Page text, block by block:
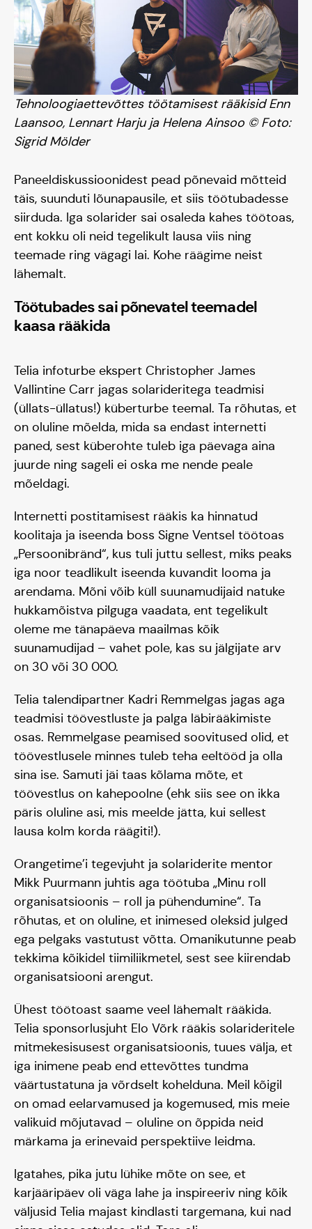
Meisse usuvad
Tehnoloogiaettevõttes töötamisest rääkisid Enn
Laansoo, Lennart Harju ja Helena Ainsoo © Foto:
Sigrid Mölder
Paneeldiskussioonidest pead põnevaid mõtteid
täis, suunduti lõunapausile, et siis töötubadesse
siirduda. Iga solarider sai osaleda kahes töötoas,
ent kokku oli neid tegelikult lausa viis ning
teemade ring vägagi lai. Kohe räägime neist
lähemalt.
Töötubades sai põnevatel teemadel
kaasa rääkida
Telia infoturbe ekspert Christopher James
Vallintine Carr jagas solarideritega teadmisi
(üllats-üllatus!) küberturbe teemal. Ta rõhutas, et
on oluline mõelda, mida sa endast internetti
paned, sest küberohte tuleb iga päevaga aina
juurde ning sageli ei oska me nende peale
mõeldagi.
Internetti postitamisest rääkis ka hinnatud
koolitaja ja iseenda boss Signe Ventsel töötoas
„Persoonibränd“, kus tuli juttu sellest, miks peaks
iga noor teadlikult iseenda kuvandit looma ja
arendama. Mõni võib küll suunamudijaid natuke
hukkamõistva pilguga vaadata, ent tegelikult
oleme me tänapäeva maailmas kõik
suunamudijad – vahet pole, kas su jälgijate arv
on 30 või 30 000.
Telia talendipartner Kadri Remmelgas jagas aga
teadmisi töövestluste ja palga läbirääkimiste
osas. Remmelgase peamised soovitused olid, et
töövestlusele minnes tuleb teha eeltööd ja olla
sina ise. Samuti jäi taas kõlama mõte, et
töövestlus on kahepoolne (ehk siis see on ikka
päris oluline asi, mis meelde jätta, kui sellest
lausa kolm korda räägiti!).
Orangetime’i tegevjuht ja solariderite mentor
Mikk Puurmann juhtis aga töötuba „Minu roll
organisatsioonis – roll ja pühendumine“. Ta
rõhutas, et on oluline, et inimesed oleksid julged
ega pelgaks vastutust võtta. Omanikutunne peab
tekkima kõikidel tiimiliikmetel, sest see kiirendab
organisatsiooni arengut.
Ühest töötoast saame veel lähemalt rääkida.
Telia sponsorlusjuht Elo Võrk rääkis solarideritele
mitmekesisusest organisatsioonis, tuues välja, et
iga inimene peab end ettevõttes tundma
väärtustatuna ja võrdselt kohelduna. Meil kõigil
on omad eelarvamused ja kogemused, mis meie
valikuid mõjutavad – oluline on õppida neid
märkama ja erinevaid perspektiive leidma.
Igatahes, pika jutu lühike mõte on see, et
karjääripäev oli väga lahe ja inspireeriv ning kõik
väljusid Telia majast kindlasti targemana, kui nad